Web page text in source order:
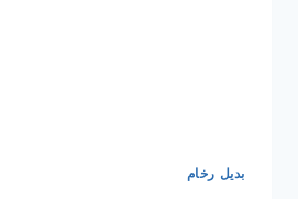
بديل رخام